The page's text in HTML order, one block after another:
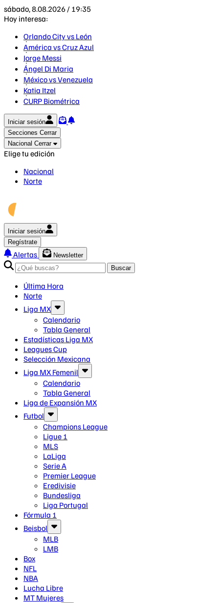
sábado, 8.08.2026 / 19:35
Hoy interesa:
Orlando City vs León
América vs Cruz Azul
Jorge Messi
Ángel Di Maria
México vs Venezuela
Katia Itzel
CURP Biométrica
Iniciar sesión
Secciones Cerrar
Nacional Cerrar
Elige tu edición
Nacional
Norte
Iniciar sesión
Regístrate
Alertas
Newsletter
Buscar
Última Hora
Norte
Liga MX
Calendario
Tabla General
Estadísticas Liga MX
Leagues Cup
Selección Mexicana
Liga MX Femenil
Calendario
Tabla General
Liga de Expansión MX
Futbol
Champions League
Ligue 1
MLS
LaLiga
Serie A
Premier League
Eredivisie
Bundesliga
Liga Portugal
Fórmula 1
Beisbol
MLB
LMB
Box
NFL
NBA
Lucha Libre
MT Mujeres